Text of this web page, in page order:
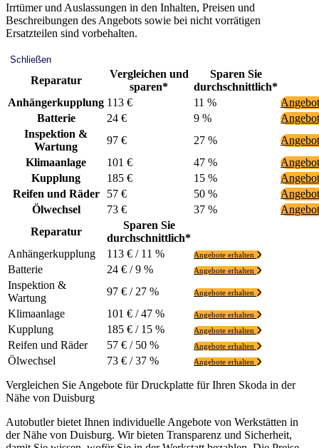
Irrtümer und Auslassungen in den Inhalten, Preisen und
Beschreibungen des Angebots sowie bei nicht vorrätigen
Ersatzteilen sind vorbehalten.
Schließen
Reparatur
Vergleichen und
sparen*
Sparen Sie
durchschnittlich*
Anhängerkupplung 113 € 11 %
Batterie
24 € 9 %
Inspektion &
Wartung
97 € 27 %
Klimaanlage
101 € 47 %
Kupplung
185 € 15 %
Reifen und Räder
57 € 50 %
Ölwechsel
73 € 37 %
Reparatur
Sparen Sie
durchschnittlich*
Anhängerkupplung
113 € / 11 % Angebote erhalten
Batterie 24 € / 9 % Angebote erhalten
Inspektion &
Wartung
97 € / 27 % Angebote erhalten
Klimaanlage 101 € / 47 % Angebote erhalten
Kupplung 185 € / 15 % Angebote erhalten
Reifen und Räder 57 € / 50 % Angebote erhalten
Ölwechsel 73 € / 37 % Angebote erhalten
Vergleichen Sie Angebote für Druckplatte für Ihren Skoda in der
Nähe von Duisburg
Autobutler bietet Ihnen individuelle Angebote von Werkstätten in
der Nähe von Duisburg. Wir bieten Transparenz und Sicherheit,